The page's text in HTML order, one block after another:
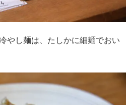
やし麺は、たしかに細麺でおい